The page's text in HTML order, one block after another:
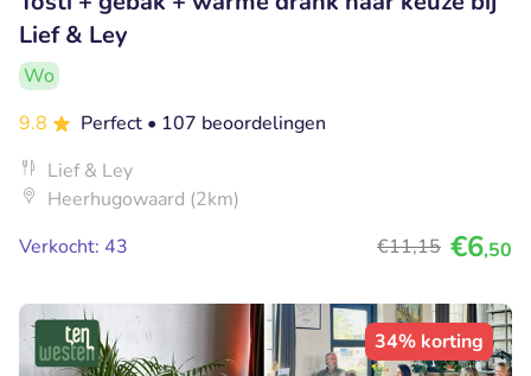
Lief & Ley
Wo
9.8
Perfect • 107 beoordelingen
Lief & Ley
Heerhugowaard (2km)
Verkocht: 43
€11,15 €6,50
34% korting